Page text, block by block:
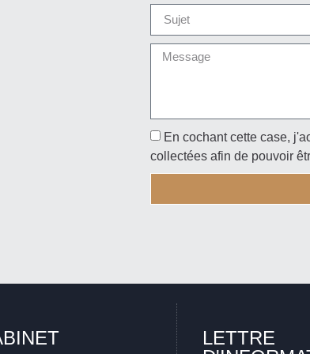
En cochant cette case,
collectées afin de pouvoir
LETTRE